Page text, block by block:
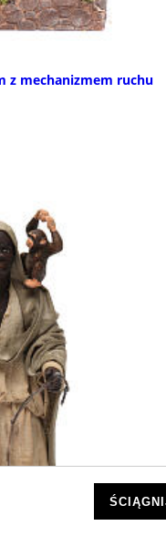
z mechanizmem ruchu